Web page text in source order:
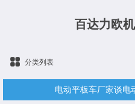
百达力欧
分类列表
电动平板车厂家谈电